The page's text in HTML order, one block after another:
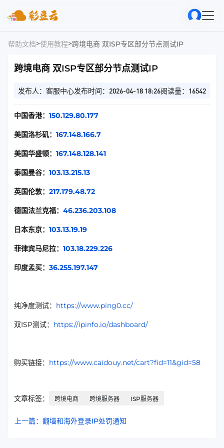
帮助文档>使用教程>跨境电商 双ISP专区部分节点测试IP
跨境电商 双ISP专区部分节点测试IP
发布人：客服中心发布时间：2026-04-18 18:26阅读量：16542
中国香港： 150.129.80.177
美国洛杉矶： 167.148.166.7
美国华盛顿： 167.148.128.141
泰国曼谷： 103.13.215.13
英国伦敦： 217.179.48.72
德国法兰克福： 46.236.203.108
日本东京： 103.13.19.19
菲律宾马尼拉： 103.18.229.226
印度孟买： 36.255.197.147
纯净度测试： https://www.ping0.cc/
双ISP测试： https://ipinfo.io/dashboard/
购买链接： https://www.caidouy.net/cart?fid=11&gid=58
文章标签： 跨境电商 跨境服务器 ISP服务器
上一篇：翻墙和海外登录IP处罚通知